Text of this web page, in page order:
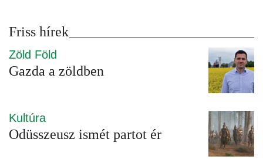
Friss hírek
Zöld Föld
Gazda a zöldben
Kultúra
Odüsszeusz ismét partot ér